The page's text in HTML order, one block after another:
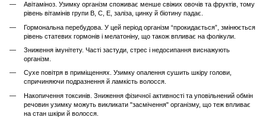
Авітаміноз. Узимку організм споживає менше свіжих овочів та фруктів, тому
рівень вітамінів групи B, C, E, заліза, цинку й біотину падає.
Гормональна перебудова. У цей період організм “прокидається”, змінюється
рівень статевих гормонів і мелатоніну, що також впливає на фолікули.
Зниження імунітету. Часті застуди, стрес і недосипання виснажують
організм.
Сухе повітря в приміщеннях. Узимку опалення сушить шкіру голови,
спричиняючи подразнення й ламкість волосся.
Накопичення токсинів. Зниження фізичної активності та уповільнений обмін
речовин узимку можуть викликати "засмічення" організму, що теж впливає
на стан шкіри й волосся.